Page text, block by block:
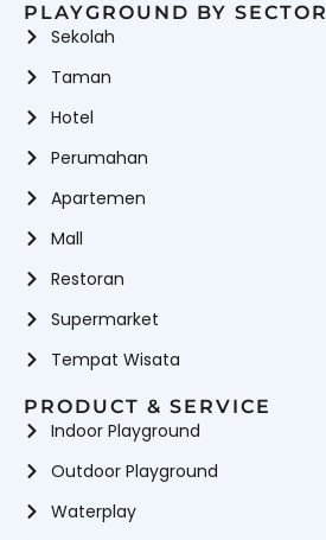
PLAYGROUND BY SECTOR
Sekolah
Taman
Hotel
Perumahan
Apartemen
Mall
Restoran
Supermarket
Tempat Wisata
PRODUCT & SERVICE
Indoor Playground
Outdoor Playground
Waterplay